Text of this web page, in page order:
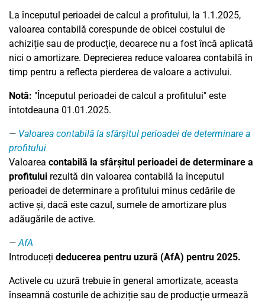
La începutul perioadei de calcul a profitului, la 1.1.2025,
valoarea contabilă corespunde de obicei costului de
achiziție sau de producție, deoarece nu a fost încă aplicată
nici o amortizare. Deprecierea reduce valoarea contabilă în
timp pentru a reflecta pierderea de valoare a activului.
Notă: "Începutul perioadei de calcul a profitului" este
întotdeauna 01.01.2025.
Valoarea contabilă la sfârșitul perioadei de determinare a
profitului
Valoarea contabilă la sfârșitul perioadei de determinare a
profitului rezultă din valoarea contabilă la începutul
perioadei de determinare a profitului minus cedările de
active și, dacă este cazul, sumele de amortizare plus
adăugările de active.
AfA
Introduceți deducerea pentru uzură (AfA) pentru 2025.
Activele cu uzură trebuie în general amortizate, aceasta
înseamnă costurile de achiziție sau de producție urmează